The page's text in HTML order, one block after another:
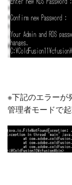
※下記のエラーが
管理者モードで